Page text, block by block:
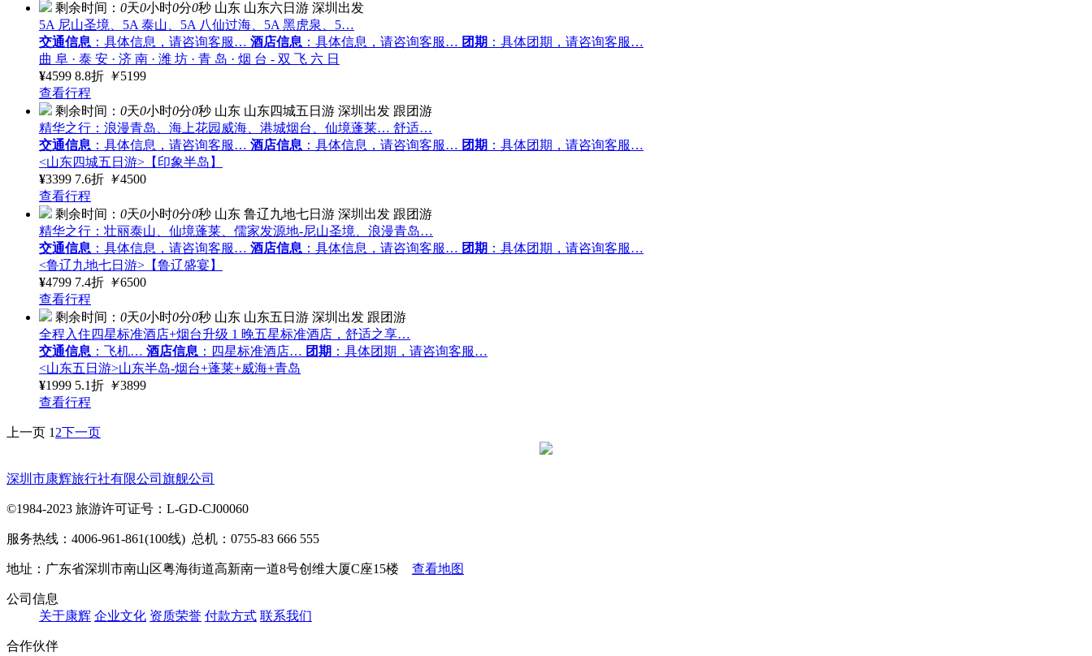
剩余时间： 0天0小时0分0秒 山东 山东六日游 深圳出发
5A 尼山圣境、5A 泰山、5A 八仙过海、5A 黑虎泉、5…
交通信息 ：具体信息，请咨询客服… 酒店信息 ：具体信息，请咨询客服… 团期 ：具体团期，请咨询客服…
曲 阜 · 泰 安 · 济 南 · 潍 坊 · 青 岛 · 烟 台 - 双 飞 六 日
¥4599 8.8折 ￥5199
查看行程
剩余时间： 0天0小时0分0秒 山东 山东四城五日游 深圳出发 跟团游
精华之行：浪漫青岛、海上花园威海、港城烟台、仙境蓬莱… 舒适…
交通信息 ：具体信息，请咨询客服… 酒店信息 ：具体信息，请咨询客服… 团期 ：具体团期，请咨询客服…
<山东四城五日游>【印象半岛】
¥3399 7.6折 ￥4500
查看行程
剩余时间： 0天0小时0分0秒 山东 鲁辽九地七日游 深圳出发 跟团游
精华之行：壮丽泰山、仙境蓬莱、儒家发源地-尼山圣境、浪漫青岛…
交通信息 ：具体信息，请咨询客服… 酒店信息 ：具体信息，请咨询客服… 团期 ：具体团期，请咨询客服…
<鲁辽九地七日游>【鲁辽盛宴】
¥4799 7.4折 ￥6500
查看行程
剩余时间： 0天0小时0分0秒 山东 山东五日游 深圳出发 跟团游
全程入住四星标准酒店+烟台升级 1 晚五星标准酒店，舒适之享…
交通信息 ：飞机… 酒店信息 ：四星标准酒店… 团期 ：具体团期，请咨询客服…
<山东五日游>山东半岛-烟台+蓬莱+威海+青岛
¥1999 5.1折 ￥3899
查看行程
上一页 1 2下一页
深圳市康辉旅行社有限公司旗舰公司
©1984-2023 旅游许可证号：L-GD-CJ00060
服务热线：4006-961-861(100线) 总机：0755-83 666 555
地址：广东省深圳市南山区粤海街道高新南一道8号创维大厦C座15楼 查看地图
公司信息
关于康辉 企业文化 资质荣誉 付款方式 联系我们
合作伙伴